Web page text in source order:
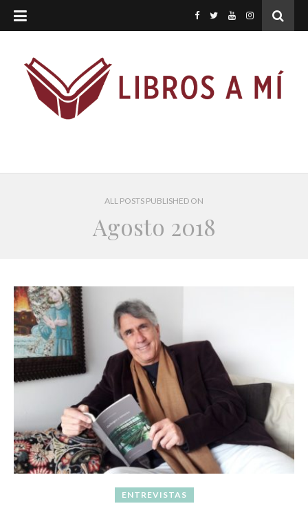
ALL POSTS PUBLISHED ON
Agosto 2018
ENTREVISTAS